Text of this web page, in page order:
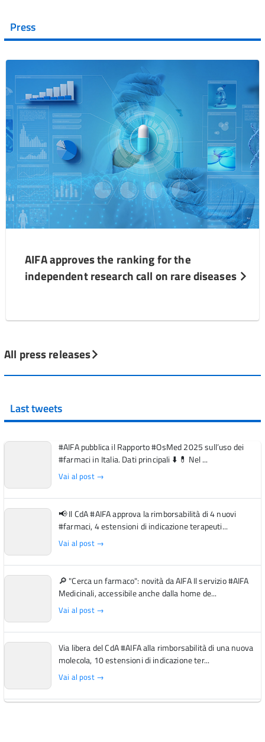
Press
AIFA approves the ranking for the
independent research call on rare diseases
All press releases
Last tweets
#AIFA pubblica il Rapporto #OsMed 2025 sull’uso dei
#farmaci in Italia. Dati principali ⬇️ 💊 Nel ...
Vai al post →
📢 Il CdA #AIFA approva la rimborsabilità di 4 nuovi
#farmaci, 4 estensioni di indicazione terapeuti...
Vai al post →
🔎 "Cerca un farmaco": novità da AIFA Il servizio #AIFA
Medicinali, accessibile anche dalla home de...
Vai al post →
Via libera del CdA #AIFA alla rimborsabilità di una nuova
molecola, 10 estensioni di indicazione ter...
Vai al post →